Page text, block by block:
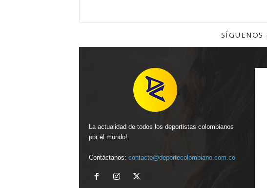
SÍGUENOS
La actualidad de todos los deportistas colombianos
por el mundo!
Contáctanos: contacto@deportecolombiano.com.co